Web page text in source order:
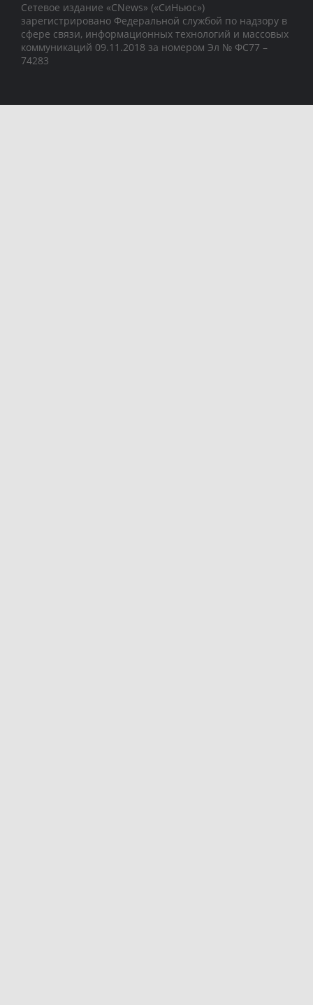
Сетевое издание «CNews» («СиНьюс»)
зарегистрировано Федеральной службой по надзору в
сфере связи, информационных технологий и массовых
коммуникаций 09.11.2018 за номером Эл № ФС77 –
74283